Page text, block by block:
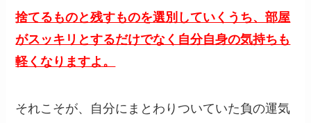
捨てるものと残すものを選別していくうち、部屋
がスッキリとするだけでなく自分自身の気持ちも
軽くなりますよ。
それこそが、自分にまとわりついていた負の運気